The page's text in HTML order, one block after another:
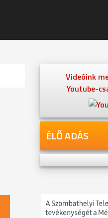
Videóink
Youtube-
ÉLŐ ADÁS